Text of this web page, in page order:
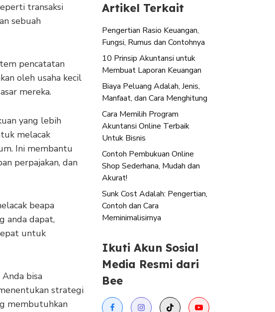
transaksi
sebuah
pencatatan
oleh usaha kecil
mereka.
yang lebih
melacak
Ini membantu
perpajakan, dan
beapa
anda dapat,
untuk
bisa
strategi
membutuhkan
Artikel Terkait
Pengertian Rasio Keuangan,
Fungsi, Rumus dan Contohnya
10 Prinsip Akuntansi untuk
Membuat Laporan Keuangan
Biaya Peluang Adalah, Jenis,
Manfaat, dan Cara Menghitung
Cara Memilih Program
Akuntansi Online Terbaik
Untuk Bisnis
Contoh Pembukuan Online
Shop Sederhana, Mudah dan
Akurat!
Sunk Cost Adalah: Pengertian,
Contoh dan Cara
Meminimalisirnya
Ikuti Akun Sosial
Media Resmi dari
Bee